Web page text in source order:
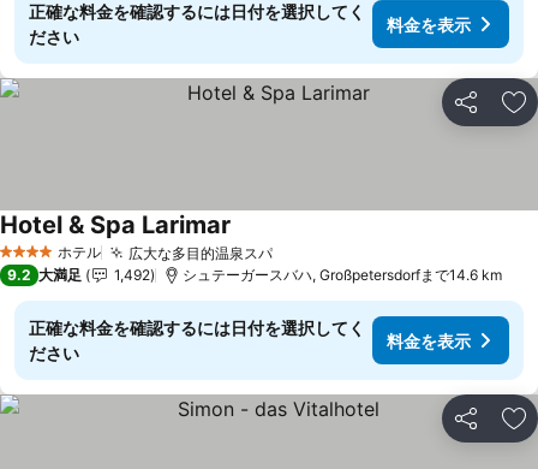
正確な料金を確認するには日付を選択してく
ださい
料金を表示
シェア お
4 ホテルのランク
ホテル 広大な多目的温泉スパ料金を表示
Hotel & Spa Larimar
9.2 大満足 1,492 シュテーガースバハ, Großpetersdorfまで14.6 km
正確な料金を確認するには日付を選択してく
ださい
料金を表示
シェア お